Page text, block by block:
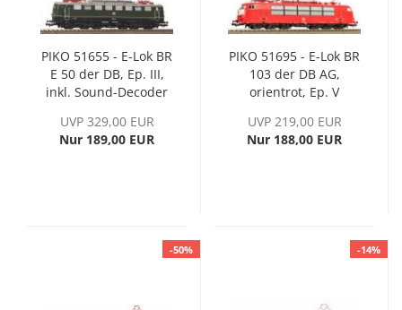
PIKO 51655 - E-Lok BR
E 50 der DB, Ep. III,
inkl. Sound-Decoder
UVP 329,00 EUR
Nur 189,00 EUR
PIKO 51695 - E-Lok BR
103 der DB AG,
orientrot, Ep. V
UVP 219,00 EUR
Nur 188,00 EUR
-50% -14%